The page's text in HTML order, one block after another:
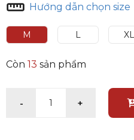
Hướng dẫn chọn size
M L XL
Còn 13 sản phẩm
- 1 +